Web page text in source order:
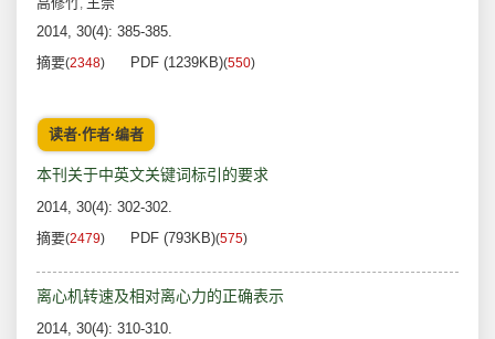
,
2014, 30(4): 385-385.
摘要(2348) PDF (1239KB)(550)
读者·作者·编者
本刊关于中英文关键词标引的要求
2014, 30(4): 302-302.
摘要(2479) PDF (793KB)(575)
离心机转速及相对离心力的正确表示
2014, 30(4): 310-310.